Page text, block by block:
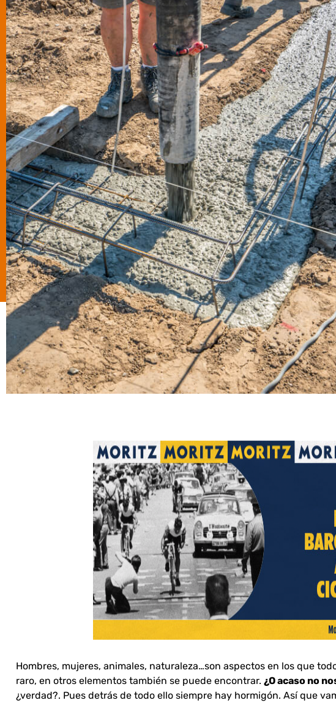
Hombres, mujeres, animales, naturaleza…son aspectos en los que
raro, en otros elementos también se puede encontrar. ¿O acaso no
¿verdad?. Pues detrás de todo ello siempre hay hormigón. Así que